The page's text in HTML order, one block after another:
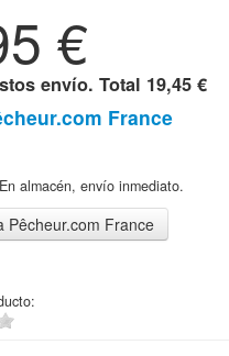
€
envío. Total 19,45 €
France
almacén, envío inmediato.
Pêcheur.com France